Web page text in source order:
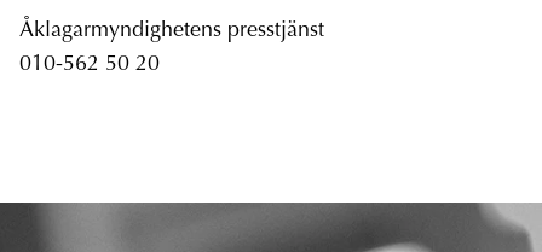
Åklagarmyndighetens presstjänst
010-562 50 20